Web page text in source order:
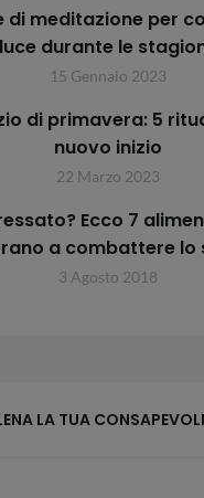
di meditazione per
durante le
15 Gennaio 2023
di primavera: 5
nuovo inizio
22 Marzo 2023
Ecco 7
a combattere lo
3 Agosto 2018
LA TUA